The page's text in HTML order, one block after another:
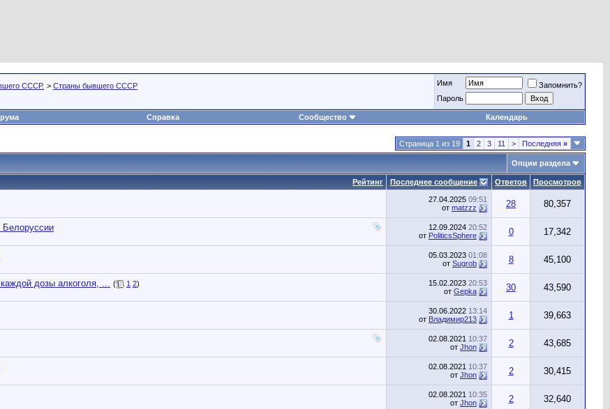
СССР. > Страны бывшего СССР Имя
Запомнить?
Пароль
Справка Сообщество Календарь
Страница 1 из 19 1 2 3 11 > Последняя »
Опции раздела
Рейтинг Последнее сообщение Ответов Просмотров
27.04.2025 09:51
от matzzz 28 80,357
Белоруссии 12.09.2024 20:52
от PoliticsSphere 0 17,342
05.03.2023 01:08
от Sugrob 8 45,100
дозы алкоголя, ... ( 1 2)
15.02.2023 20:53
от Gepka 30 43,590
30.06.2022 13:14
от Владимир213 1 39,663
02.08.2021 10:37
от Jhon 2 43,685
02.08.2021 10:37
от Jhon 2 30,415
02.08.2021 10:35
от Jhon 2 32,640